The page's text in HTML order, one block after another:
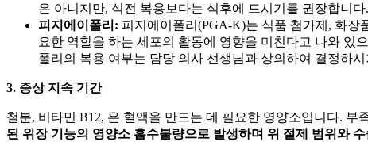
은 아니지만, 식전 복용보다는 식후에 드시기를 권장합니다.
피지에이폴리: 피지에이폴리(PGA-K)는 식품 첨가제, 화장
요한 역할을 하는 세포의 활동에 영향을 미친다고 나와 있
폴리의 복용 여부는 담당 의사 선생님과 상의하여 결정하
3. 증상 지속 기간
철분, 비타민 B12, 은 혈액을 만드는 데 필요한 영양소입니다. 부
된 위장 기능의 영양소 흡수불량으로 발생하며 위 절제 범위와